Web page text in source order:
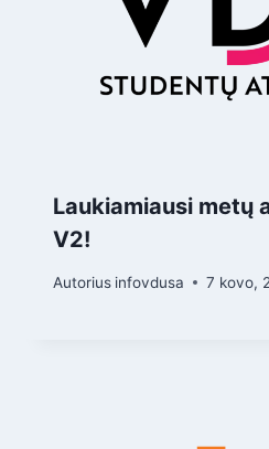
Laukiamiausi metų
V2!
Autorius infovdusa 7 kovo,